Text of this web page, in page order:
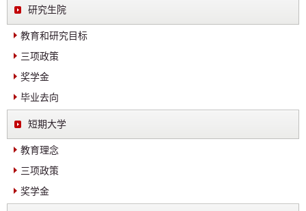
研究生院
教育和研究目标
三项政策
奖学金
毕业去向
短期大学
教育理念
三项政策
奖学金